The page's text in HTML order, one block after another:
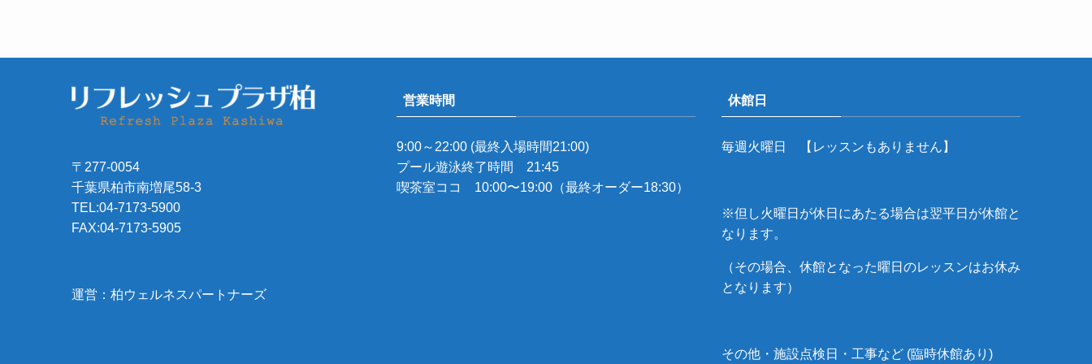
〒277-0054
千葉県柏市南増尾58-3
TEL:04-7173-5900
FAX:04-7173-5905
運営：柏ウェルネスパートナーズ
営業時間
9:00～22:00 (最終入場時間21:00)
プール遊泳終了時間 21:45
喫茶室ココ 10:00〜19:00（最終オーダー18:30）
休館日
毎週火曜日 【レッスンもありません】
※但し火曜日が休日にあたる場合は翌平日が休館と
なります。
（その場合、休館となった曜日のレッスンはお休み
となります）
その他・施設点検日・工事など (臨時休館あり)